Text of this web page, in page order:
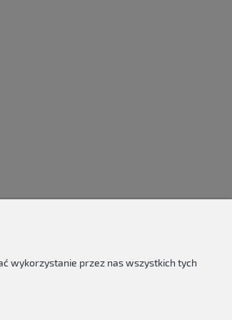
wykorzystanie przez nas wszystkich tych